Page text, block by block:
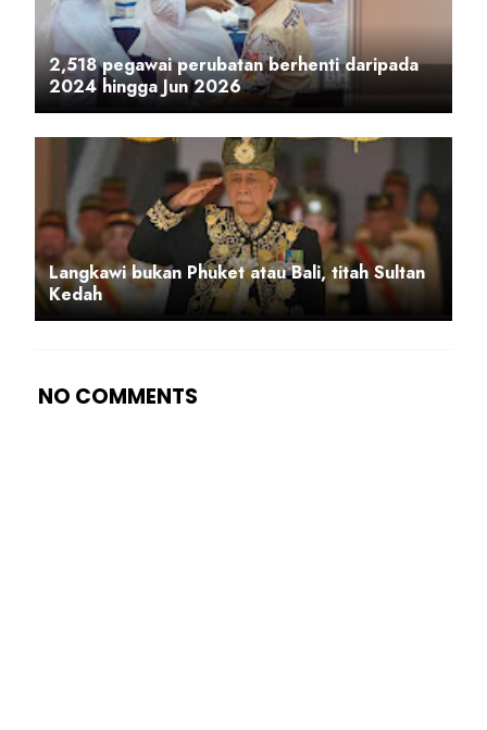
2,518 pegawai perubatan berhenti daripada
2024 hingga Jun 2026
Langkawi bukan Phuket atau Bali, titah Sultan
Kedah
NO COMMENTS